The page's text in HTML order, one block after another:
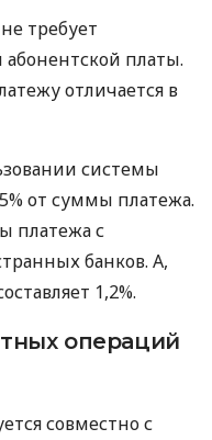
требует
платы.
отличается в
системы
от суммы платежа.
платежа с
банков. А,
1,2%.
операций
совместно с